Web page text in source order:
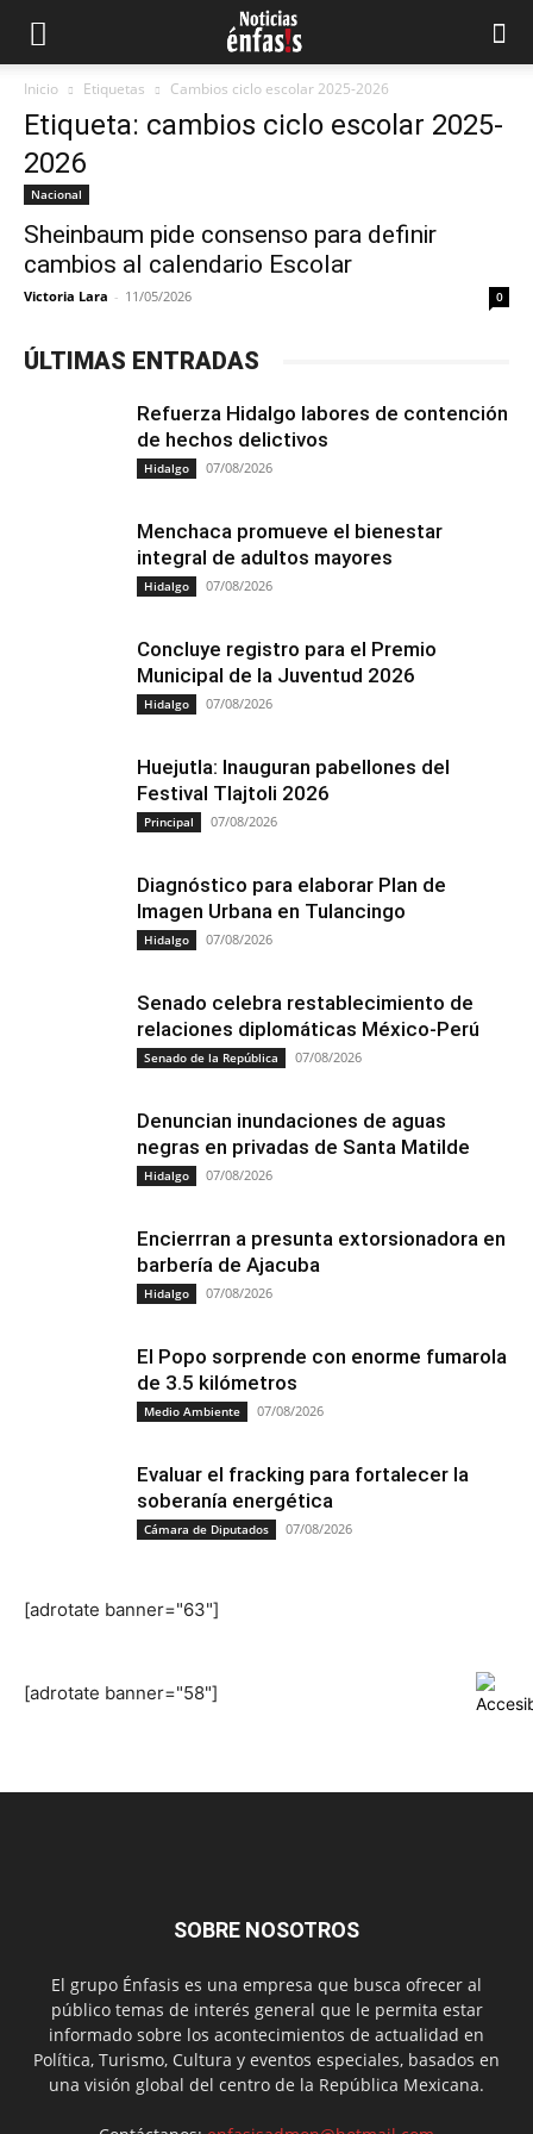
Inicio Etiquetas Cambios ciclo escolar 2025-2026
Etiqueta: cambios ciclo escolar 2025-
2026
Nacional
Sheinbaum pide consenso para definir
cambios al calendario Escolar
Victoria Lara - 11/05/2026 0
ÚLTIMAS ENTRADAS
Refuerza Hidalgo labores de contención
de hechos delictivos
Hidalgo 07/08/2026
Menchaca promueve el bienestar
integral de adultos mayores
Hidalgo 07/08/2026
Concluye registro para el Premio
Municipal de la Juventud 2026
Hidalgo 07/08/2026
Huejutla: Inauguran pabellones del
Festival Tlajtoli 2026
Principal 07/08/2026
Diagnóstico para elaborar Plan de
Imagen Urbana en Tulancingo
Hidalgo 07/08/2026
Senado celebra restablecimiento de
relaciones diplomáticas México-Perú
Senado de la República 07/08/2026
Denuncian inundaciones de aguas
negras en privadas de Santa Matilde
Hidalgo 07/08/2026
Encierrran a presunta extorsionadora en
barbería de Ajacuba
Hidalgo 07/08/2026
El Popo sorprende con enorme fumarola
de 3.5 kilómetros
Medio Ambiente 07/08/2026
Evaluar el fracking para fortalecer la
soberanía energética
Cámara de Diputados 07/08/2026
[adrotate banner="63"]
[adrotate banner="58"]
SOBRE NOSOTROS
El grupo Énfasis es una empresa que busca ofrecer al
público temas de interés general que le permita estar
informado sobre los acontecimientos de actualidad en
Política, Turismo, Cultura y eventos especiales, basados en
una visión global del centro de la República Mexicana.